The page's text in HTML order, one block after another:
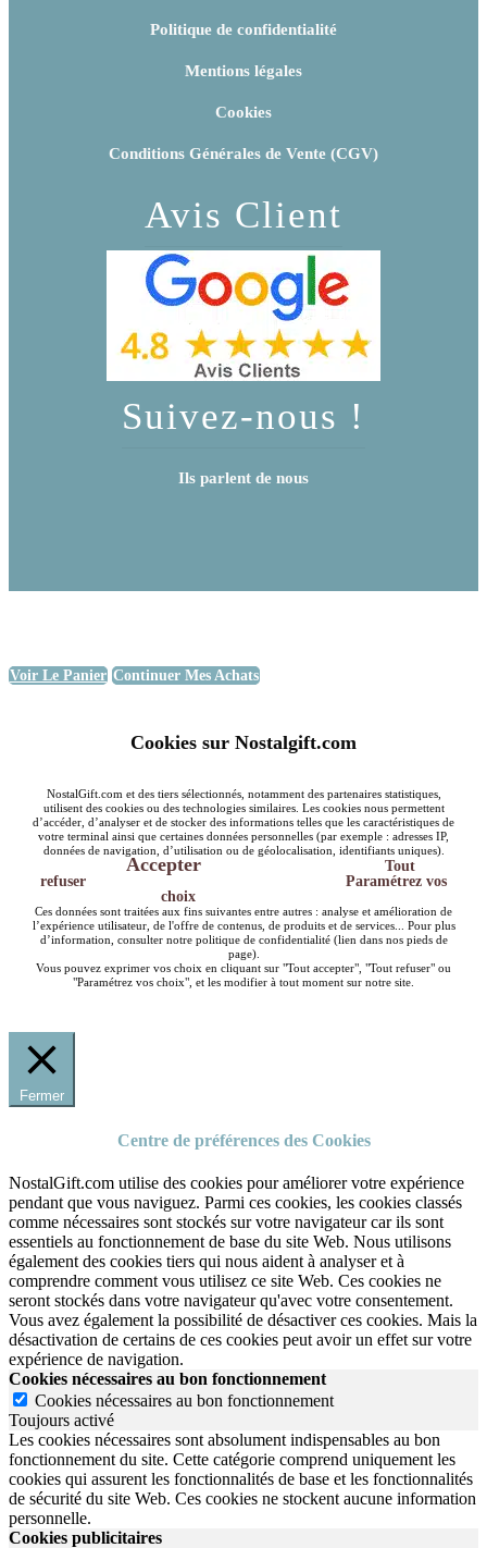
Politique de confidentialité
Mentions légales
Cookies
Conditions Générales de Vente (CGV)
Avis Client
Suivez-nous !
Ils parlent de nous
Voir Le Panier Continuer Mes Achats
Cookies sur Nostalgift.com
NostalGift.com et des tiers sélectionnés, notamment des partenaires statistiques,
utilisent des cookies ou des technologies similaires. Les cookies nous permettent
d’accéder, d’analyser et de stocker des informations telles que les caractéristiques de
votre terminal ainsi que certaines données personnelles (par exemple : adresses IP,
données de navigation, d’utilisation ou de géolocalisation, identifiants uniques).
Accepter
Tout
refuser
Paramétrez vos
choix
Ces données sont traitées aux fins suivantes entre autres : analyse et amélioration de
l’expérience utilisateur, de l'offre de contenus, de produits et de services... Pour plus
d’information, consulter notre politique de confidentialité (lien dans nos pieds de
page).
Vous pouvez exprimer vos choix en cliquant sur "Tout accepter", "Tout refuser" ou
"Paramétrez vos choix", et les modifier à tout moment sur notre site.
Fermer
Centre de préférences des Cookies
NostalGift.com utilise des cookies pour améliorer votre expérience
pendant que vous naviguez. Parmi ces cookies, les cookies classés
comme nécessaires sont stockés sur votre navigateur car ils sont
essentiels au fonctionnement de base du site Web. Nous utilisons
également des cookies tiers qui nous aident à analyser et à
comprendre comment vous utilisez ce site Web. Ces cookies ne
seront stockés dans votre navigateur qu'avec votre consentement.
Vous avez également la possibilité de désactiver ces cookies. Mais la
désactivation de certains de ces cookies peut avoir un effet sur votre
expérience de navigation.
Cookies nécessaires au bon fonctionnement
Cookies nécessaires au bon fonctionnement
Toujours activé
Les cookies nécessaires sont absolument indispensables au bon
fonctionnement du site. Cette catégorie comprend uniquement les
cookies qui assurent les fonctionnalités de base et les fonctionnalités
de sécurité du site Web. Ces cookies ne stockent aucune information
personnelle.
Cookies publicitaires